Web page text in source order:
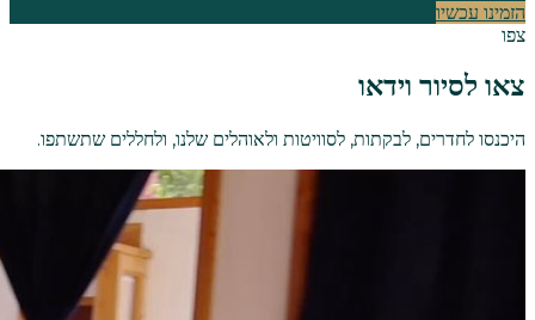
הזמינו עכשיו
צפו
צאו לסיור וידאו
היכנסו לחדרים, לבקתות, לסוויטות ולאוהלים שלנו, ולחללים שתשתפו.